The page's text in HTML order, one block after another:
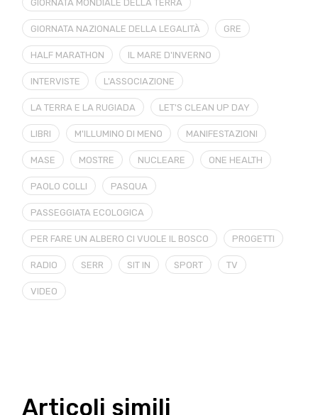
GIORNATA MONDIALE DELLA TERRA
GIORNATA NAZIONALE DELLA LEGALITÀ GRE
HALF MARATHON IL MARE D'INVERNO
INTERVISTE L'ASSOCIAZIONE
LA TERRA E LA RUGIADA LET'S CLEAN UP DAY
LIBRI M'ILLUMINO DI MENO MANIFESTAZIONI
MASE MOSTRE NUCLEARE ONE HEALTH
PAOLO COLLI PASQUA
PASSEGGIATA ECOLOGICA
PER FARE UN ALBERO CI VUOLE IL BOSCO PROGETTI
RADIO SERR SIT IN SPORT TV
VIDEO
Articoli simili